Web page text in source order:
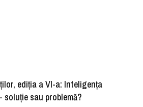
ediția a VI-a: Inteligența
sau problemă?